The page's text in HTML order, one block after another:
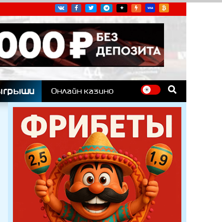
гоночных серий
Онлайн казино